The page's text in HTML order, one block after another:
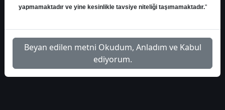
yapmamaktadır ve yine kesinlikle tavsiye niteliği taşımamaktadır."
Beyan edilen metni Okudum, Anladım ve Kabul
ediyorum.